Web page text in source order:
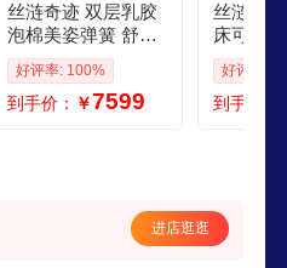
丝涟奇迹 双层乳胶
泡棉美姿弹簧 舒适
包裹释压承托床垫 2
x2米软硬适中
好评率: 100%
到手价： ￥7599
丝涟
床可调
款床架
动版182
好评率:
到手价：
进店逛逛